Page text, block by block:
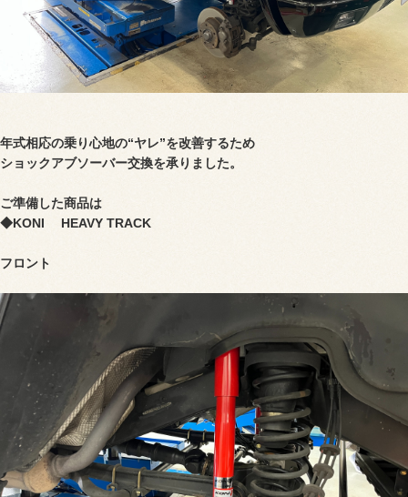
年式相応の乗り心地の“ヤレ”を改善するため
ショックアブソーバー交換を承りました。
ご準備した商品は
◆KONI HEAVY TRACK
フロント